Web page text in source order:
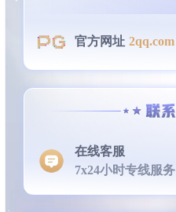
官方网址 2qq.com
在线客服
7x24小时专线服务